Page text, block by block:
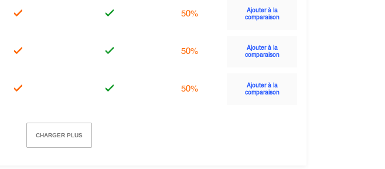
50%
Ajouter à la
comparaison
50%
Ajouter à la
comparaison
50%
Ajouter à la
comparaison
CHARGER PLUS